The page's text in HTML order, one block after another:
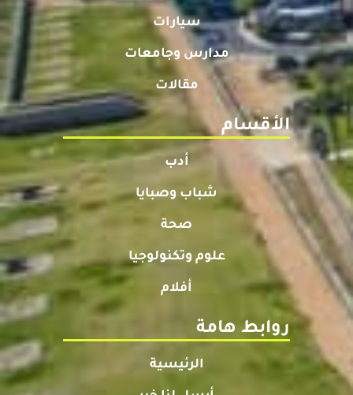
سيارات
مدارس وجامعات
مقالات
الأقسام
أدب
شباب وصبايا
صحة
علوم وتكنولوجيا
أفلام
روابط هامة
الرئيسية